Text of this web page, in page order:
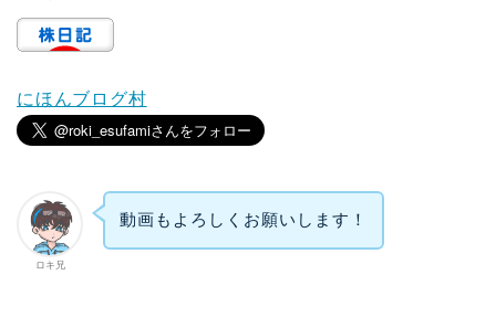
にほんブログ村
ロキ兄
動画もよろしくお願いします！